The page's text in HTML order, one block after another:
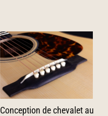
Conception de chevalet au